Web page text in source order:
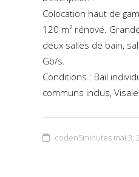
Colocation haut de
120 m² rénové.
deux salles de bain,
Gb/s.
Conditions : Bail
communs inclus,
coden5minutes mai 3,